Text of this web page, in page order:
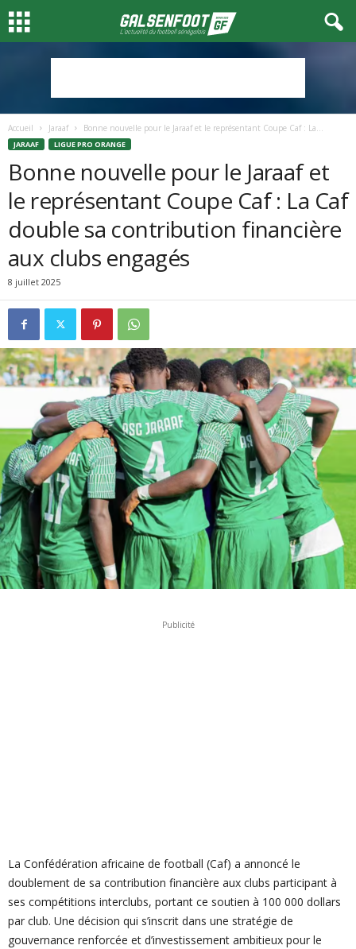
Accueil Jaraaf Bonne nouvelle pour le Jaraaf et le représentant Coupe Caf : La...
JARAAF LIGUE PRO ORANGE
Bonne nouvelle pour le Jaraaf et
le représentant Coupe Caf : La Caf
double sa contribution financière
aux clubs engagés
8 juillet 2025
Publicité
La Confédération africaine de football (Caf) a annoncé le
doublement de sa contribution financière aux clubs participant à
ses compétitions interclubs, portant ce soutien à 100 000 dollars
par club. Une décision qui s’inscrit dans une stratégie de
gouvernance renforcée et d’investissement ambitieux pour le